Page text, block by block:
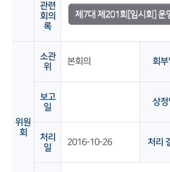
관련
회의
록
제7대 제201회[임시회] 운
위원
회
소관
위
본회의 회부
보고
일
상정
처리
일
2016-10-26 처리